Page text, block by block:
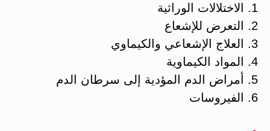
1. الاختلالات الوراثية
2. التعرض للإشعاع
3. العلاج الإشعاعي والكيماوي
4. المواد الكيماوية
5. أمراض الدم المؤدية إلى سرطان الدم
6. الفيروسات